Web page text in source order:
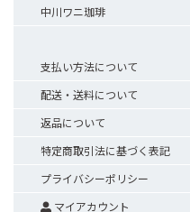
中川ワニ珈琲
支払い方法について
配送・送料について
返品について
特定商取引法に基づく表記
プライバシーポリシー
マイアカウント